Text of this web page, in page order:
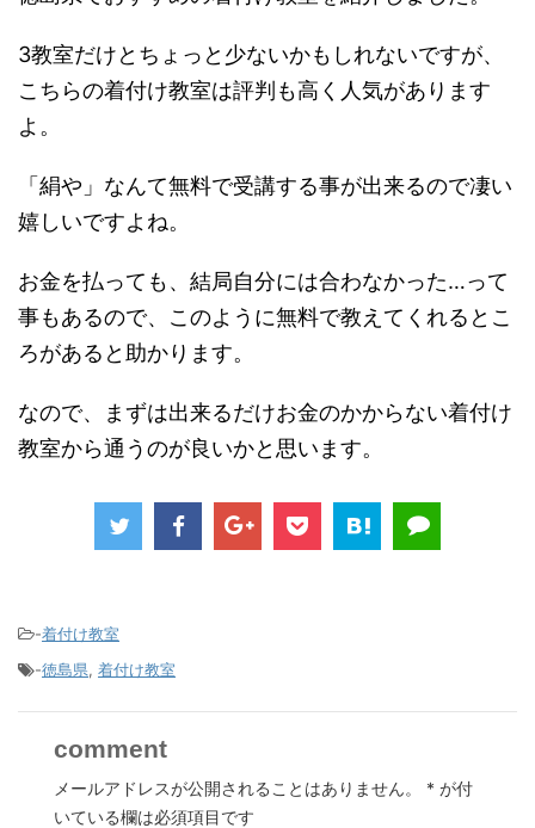
3教室だけとちょっと少ないかもしれないですが、
こちらの着付け教室は評判も高く人気があります
よ。
「絹や」なんて無料で受講する事が出来るので凄い
嬉しいですよね。
お金を払っても、結局自分には合わなかった…って
事もあるので、このように無料で教えてくれるとこ
ろがあると助かります。
なので、まずは出来るだけお金のかからない着付け
教室から通うのが良いかと思います。
-着付け教室
-徳島県, 着付け教室
comment
メールアドレスが公開されることはありません。 * が付
いている欄は必須項目です